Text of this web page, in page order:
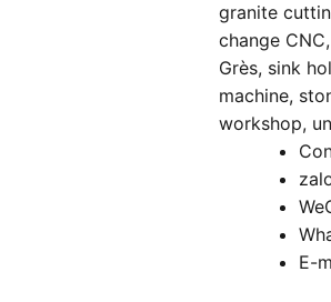
granite
change CNC,
Grès, sink
machine,
workshop,
E-